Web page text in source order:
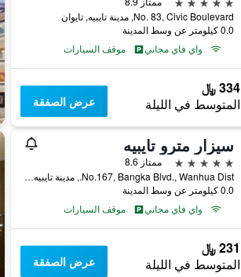
No. 83, Civic Boulevard, مدينة تايبيه, تايوان
0.0 كيلومتر عن وسط المدينة
واي فاي مجاني
موقف السيارات
334 ﷼
المتوسط في الليلة عرض الصفقة
سيزار مترو تايبيه
5 نجوم
ممتاز 8.6
No.167, Bangka Blvd., Wanhua Dist., مدينة تايبيه, تايوان
0.0 كيلومتر عن وسط المدينة
واي فاي مجاني
موقف السيارات
231 ﷼
المتوسط في الليلة عرض الصفقة